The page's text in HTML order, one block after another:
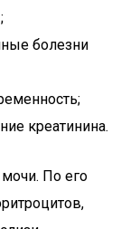
болезни
креатинина.
По его